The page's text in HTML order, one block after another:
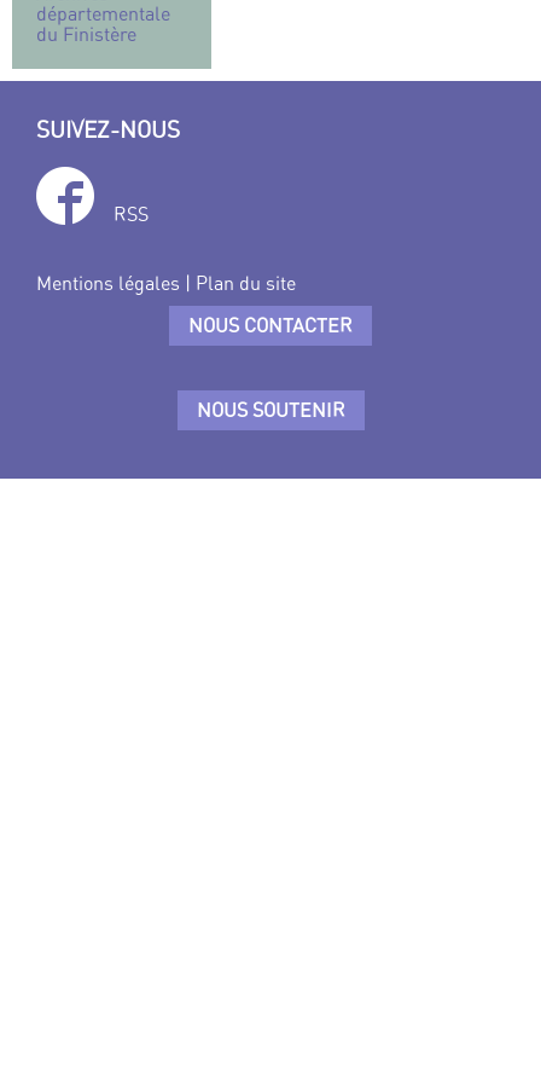
départementale
du Finistère
SUIVEZ-NOUS
RSS
Mentions légales | Plan du site
NOUS CONTACTER
NOUS SOUTENIR